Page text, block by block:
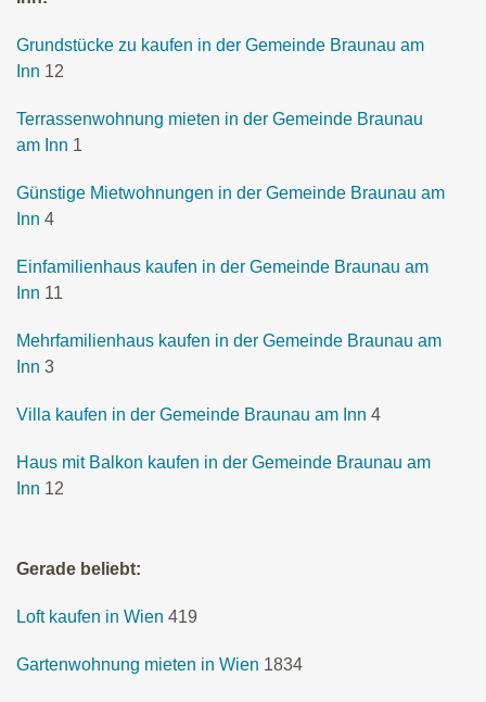
Grundstücke zu kaufen in der Gemeinde Braunau am
Inn 12
Terrassenwohnung mieten in der Gemeinde Braunau
am Inn 1
Günstige Mietwohnungen in der Gemeinde Braunau am
Inn 4
Einfamilienhaus kaufen in der Gemeinde Braunau am
Inn 11
Mehrfamilienhaus kaufen in der Gemeinde Braunau am
Inn 3
Villa kaufen in der Gemeinde Braunau am Inn 4
Haus mit Balkon kaufen in der Gemeinde Braunau am
Inn 12
Gerade beliebt:
Loft kaufen in Wien 419
Gartenwohnung mieten in Wien 1834